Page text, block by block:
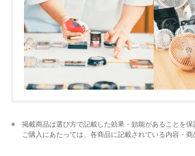
内容もユーザーにわかりやすく
がらコンテンツを制作している
西海友梨恵（Yurie Nishiumi
掲載商品は選び方で記載した効果・効能があることを保
ご購入にあたっては、各商品に記載されている内容・商